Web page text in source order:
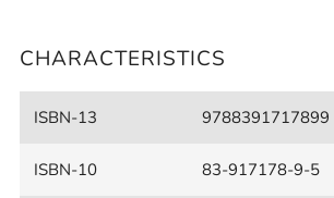
CHARACTERISTICS
ISBN-13 9788391717899
ISBN-10
83-917178-9-5